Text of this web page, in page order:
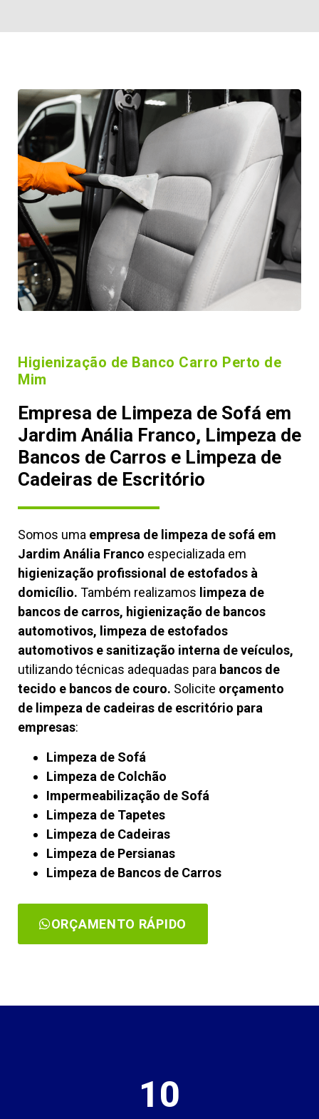
Higienização de Banco Carro Perto de
Mim
Empresa de Limpeza de Sofá em
Jardim Anália Franco, Limpeza de
Bancos de Carros e Limpeza de
Cadeiras de Escritório
Somos uma empresa de limpeza de sofá em
Jardim Anália Franco especializada em
higienização profissional de estofados à
domicílio. Também realizamos limpeza de
bancos de carros, higienização de bancos
automotivos, limpeza de estofados
automotivos e sanitização interna de veículos,
utilizando técnicas adequadas para bancos de
tecido e bancos de couro. Solicite orçamento
de limpeza de cadeiras de escritório para
empresas:
Limpeza de Sofá
Limpeza de Colchão
Impermeabilização de Sofá
Limpeza de Tapetes
Limpeza de Cadeiras
Limpeza de Persianas
Limpeza de Bancos de Carros
ORÇAMENTO RÁPIDO
10